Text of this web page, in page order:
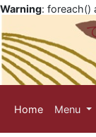
Warning: foreach()
Home Menu